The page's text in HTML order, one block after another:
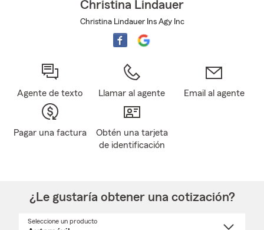
Christina Lindauer
Christina Lindauer Ins Agy Inc
Agente de texto Llamar al agente Email al agente
Pagar una factura
Obtén una tarjeta
de identificación
¿Le gustaría obtener una cotización?
Seleccione un producto